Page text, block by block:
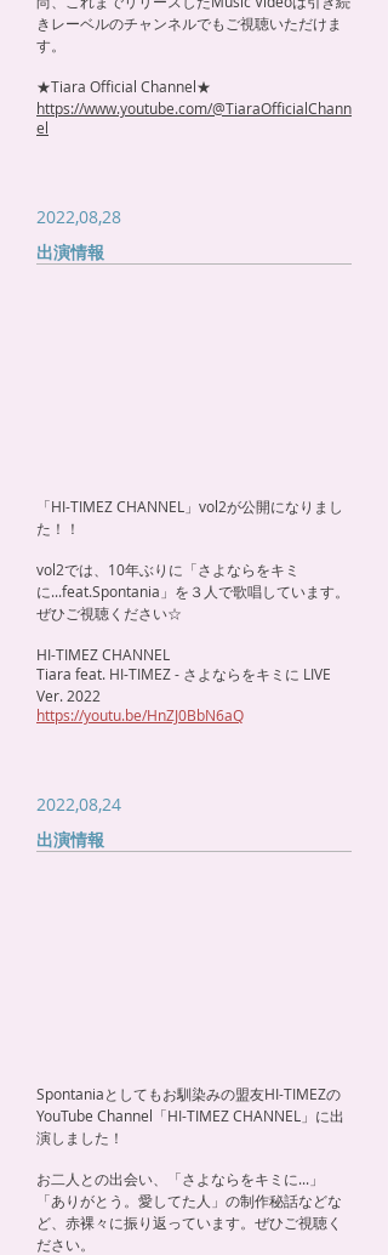
きレーベルのチャンネルでもご視聴いただけま
す。
★Tiara Official Channel★
https://www.youtube.com/@TiaraOfficialChann
el
2022,08,28
出演情報
「HI-TIMEZ CHANNEL」vol2が公開になりまし
た！！
vol2では、10年ぶりに「さよならをキミ
に...feat.Spontania」を３人で歌唱しています。
ぜひご視聴ください☆
HI-TIMEZ CHANNEL
Tiara feat. HI-TIMEZ - さよならをキミに LIVE
Ver. 2022
https://youtu.be/HnZJ0BbN6aQ
2022,08,24
出演情報
Spontaniaとしてもお馴染みの盟友HI-TIMEZの
YouTube Channel「HI-TIMEZ CHANNEL」に出
演しました！
お二人との出会い、「さよならをキミに...」
「ありがとう。愛してた人」の制作秘話などな
ど、 赤裸々に振り返っています。 ぜひご視聴く
ださい。